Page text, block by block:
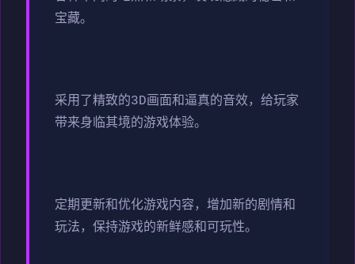
宝藏。
采用了精致的3D画面和逼真的音效，给玩家
带来身临其境的游戏体验。
定期更新和优化游戏内容，增加新的剧情和
玩法，保持游戏的新鲜感和可玩性。